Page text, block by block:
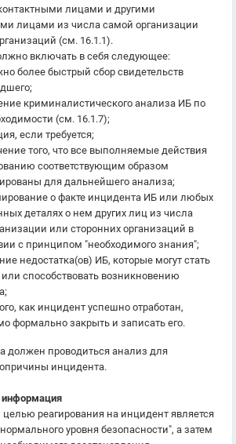
лицами и другими
лицами из числа самой организации
(см. 16.1.1).
включать в себя следующее:
более быстрый сбор свидетельств
криминалистического анализа ИБ по
(см. 16.1.7);
если требуется;
того, что все выполняемые действия
соответствующим образом
для дальнейшего анализа;
о факте инцидента ИБ или любых
деталях о нем других лиц из числа
или сторонних организаций в
с принципом "необходимого знания";
недостатка(ов) ИБ, которые могут стать
способствовать возникновению
как инцидент успешно отработан,
формально закрыть и записать его.
должен проводиться анализ для
инцидента.
информация
реагирования на инцидент является
уровня безопасности", а затем